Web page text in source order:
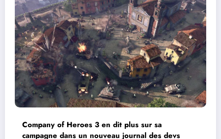
Company of Heroes 3 en dit plus sur sa
campagne dans un nouveau journal des devs